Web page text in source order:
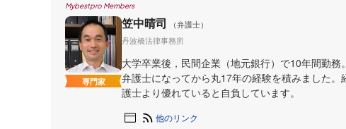
Mybestpro Members
専門家
笠中晴司
（弁護士）
丹波橋法律事務所
大学卒業後，民間企業（地元銀行）で10年間勤務
弁護士になってから丸17年の経験を積みました
護士より優れていると自負しています。
他のリンク